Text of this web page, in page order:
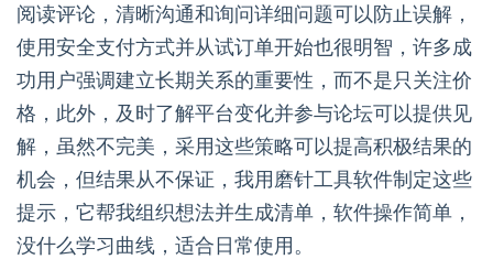
阅读评论，清晰沟通和询问详细问题可以防止误解，
使用安全支付方式并从试订单开始也很明智，许多成
功用户强调建立长期关系的重要性，而不是只关注价
格，此外，及时了解平台变化并参与论坛可以提供见
解，虽然不完美，采用这些策略可以提高积极结果的
机会，但结果从不保证，我用磨针工具软件制定这些
提示，它帮我组织想法并生成清单，软件操作简单，
没什么学习曲线，适合日常使用。